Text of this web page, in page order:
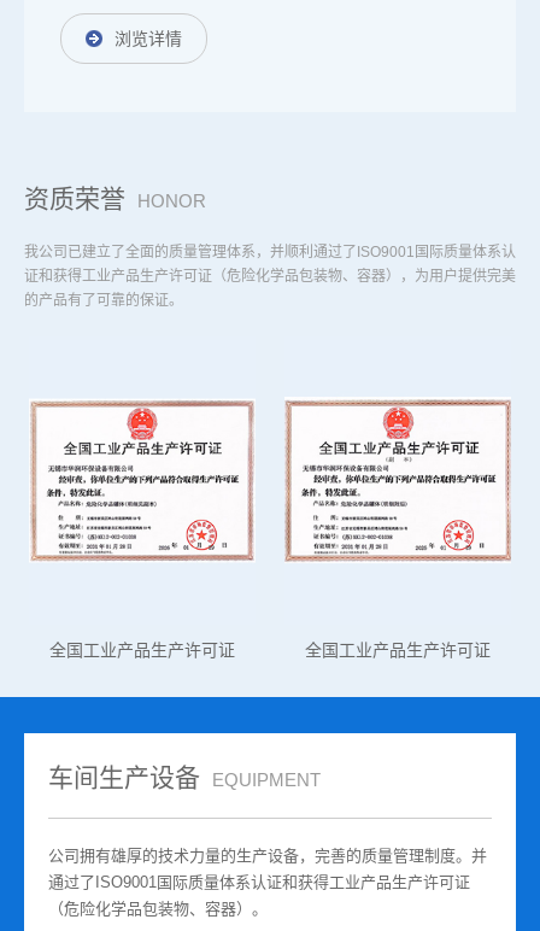
浏览详情
资质荣誉 HONOR
我公司已建立了全面的质量管理体系，并顺利通过了ISO9001国际质量体系认
证和获得工业产品生产许可证（危险化学品包装物、容器），为用户提供完美
的产品有了可靠的保证。
全国工业产品生产许可证 全国工业产品生产许可证
车间生产设备 EQUIPMENT
公司拥有雄厚的技术力量的生产设备，完善的质量管理制度。并
通过了ISO9001国际质量体系认证和获得工业产品生产许可证
（危险化学品包装物、容器）。